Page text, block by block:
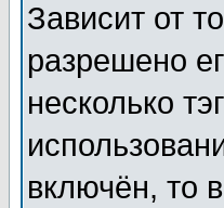
Зависит от
разрешено
несколько
включён, то